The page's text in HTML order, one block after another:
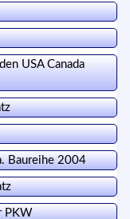
USA Canada
Baureihe 2004
PKW